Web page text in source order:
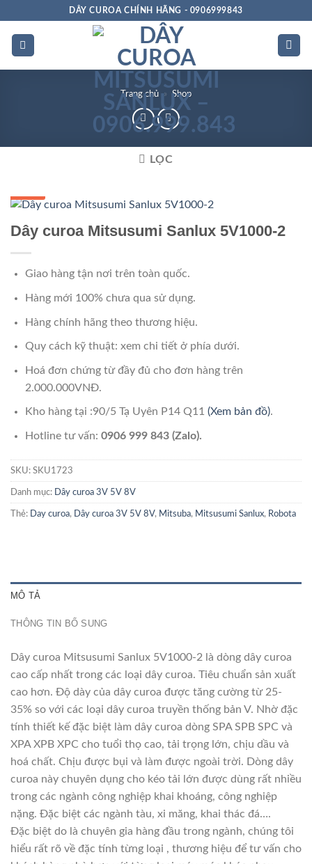
dung
DÂY CUROA CHÍNH HÃNG - 0906999843
Trang chủ » Shop
LỌC
Dây curoa Mitsusumi Sanlux 5V1000-2
Giao hàng tận nơi trên toàn quốc.
Hàng mới 100% chưa qua sử dụng.
Hàng chính hãng theo thương hiệu.
Quy cách kỹ thuật: xem chi tiết ở phía dưới.
Hoá đơn chứng từ đầy đủ cho đơn hàng trên
2.000.000VNĐ.
Kho hàng tại :90/5 Tạ Uyên P14 Q11 (Xem bản đồ).
Hotline tư vấn: 0906 999 843 (Zalo).
SKU: SKU1723
Danh mục: Dây curoa 3V 5V 8V
Thẻ: Day curoa, Dây curoa 3V 5V 8V, Mitsuba, Mitsusumi Sanlux, Robota
MÔ TẢ
THÔNG TIN BỔ SUNG
Dây curoa Mitsusumi Sanlux 5V1000-2 là dòng dây curoa
cao cấp nhất trong các loại dây curoa. Tiêu chuẩn sản xuất
cao hơn. Độ dày của dây curoa được tăng cường từ 25-
35% so với các loại dây curoa truyền thống bản V. Nhờ đặc
tính thiết kế đặc biệt làm dây curoa dòng SPA SPB SPC và
XPA XPB XPC cho tuổi thọ cao, tải trọng lớn, chịu dầu và
hoá chất. Chịu được bụi và làm được ngoài trời. Dòng dây
curoa này chuyên dụng cho kéo tải lớn được dùng rất nhiều
trong các ngành công nghiệp khai khoáng, công nghiệp
nặng. Đặc biệt các ngành tàu, xi măng, khai thác đá….
Đặc biệt do là chuyên gia hàng đầu trong ngành, chúng tôi
hiểu rất rõ về đặc tính từng loại , thương hiệu để tư vấn cho